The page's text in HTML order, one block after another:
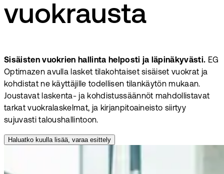
vuokrausta
Sisäisten vuokrien hallinta helposti ja läpinäkyvästi. EG
Optimazen avulla lasket tilakohtaiset sisäiset vuokrat ja
kohdistat ne käyttäjille todellisen tilankäytön mukaan.
Joustavat laskenta- ja kohdistussäännöt mahdollistavat
tarkat vuokralaskelmat, ja kirjanpitoaineisto siirtyy
sujuvasti taloushallintoon.
Haluatko kuulla lisää, varaa esittely